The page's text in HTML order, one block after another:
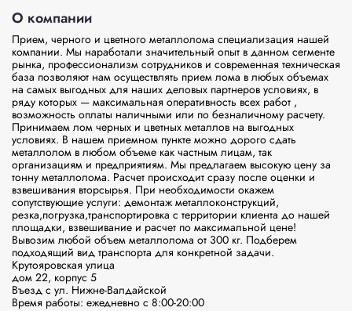
О компании
Прием, черного и цветного металлолома специализация нашей
компании. Мы наработали значительный опыт в данном сегменте
рынка, профессионализм сотрудников и современная техническая
база позволяют нам осуществлять прием лома в любых объемах
на самых выгодных для наших деловых партнеров условиях, в
ряду которых — максимальная оперативность всех работ ,
возможность оплаты наличными или по безналичному расчету.
Принимаем лом черных и цветных металлов на выгодных
условиях. В нашем приемном пункте можно дорого сдать
металлолом в любом объеме как частным лицам, так
организациям и предприятиям. Мы предлагаем высокую цену за
тонну металлолома. Расчет происходит сразу после оценки и
взвешивания вторсырья. При необходимости окажем
сопутствующие услуги: демонтаж металлоконструкций,
резка,погрузка,транспортировка с территории клиента до нашей
площадки, взвешивание и расчет по максимальной цене!
Вывозим любой объем металлолома от 300 кг. Подберем
подходящий вид транспорта для конкретной задачи.
Крутояровская улица
дом 22, корпус 5
Въезд с ул. Нижне-Валдайской
Время работы: ежедневно с 8:00-20:00